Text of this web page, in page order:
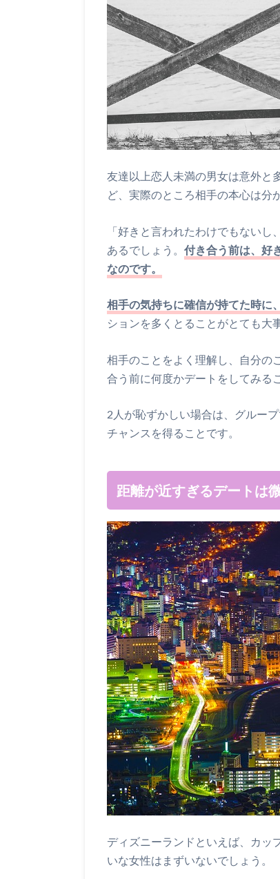
友達以上恋人未満の男女は意外と
ど、実際のところ相手の本心は分
「好きと言われたわけでもない
あるでしょう。 付き合う前は、好
なのです。
相手の気持ちに確信が持てた時に
ションを多くとることがとても大
相手のことをよく理解し、自分の
合う前に何度かデートをしてみる
2人が恥ずかしい場合は、グルー
チャンスを得ることです。
距離が近すぎるデートは
ディズニーランドといえば、カッ
いな女性はまずいないでしょう。